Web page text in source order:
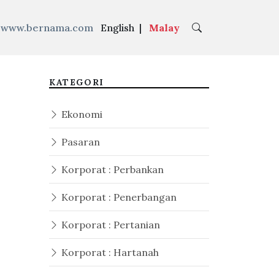
www.bernama.com English | Malay
KATEGORI
Ekonomi
Pasaran
Korporat : Perbankan
Korporat : Penerbangan
Korporat : Pertanian
Korporat : Hartanah